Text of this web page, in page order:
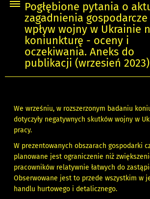
Pogłębione pytania o
zagadnienia gospodarcze
wpływ wojny w Ukrainie
koniunkturę - oceny i
oczekiwania. Aneks do
publikacji (wrzesień 2023)
We wrześniu, w rozszerzonym badaniu
dotyczyły negatywnych skutków wojny w
pracy.
W prezentowanych obszarach gospodarki
planowane jest ograniczenie niż
pracowników relatywnie łatwych do
Obserwowane jest to przede wszystkim w
handlu hurtowego i detalicznego.